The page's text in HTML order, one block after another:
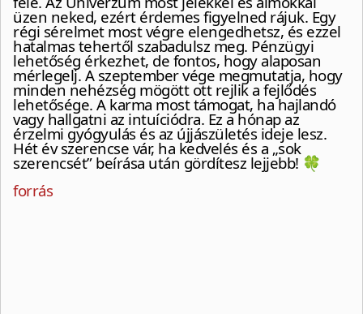
üzen neked, ezért érdemes figyelned rájuk. Egy
régi sérelmet most végre elengedhetsz, és ezzel
hatalmas tehertől szabadulsz meg. Pénzügyi
lehetőség érkezhet, de fontos, hogy alaposan
mérlegelj. A szeptember vége megmutatja, hogy
minden nehézség mögött ott rejlik a fejlődés
lehetősége. A karma most támogat, ha hajlandó
vagy hallgatni az intuíciódra. Ez a hónap az
érzelmi gyógyulás és az újjászületés ideje lesz.
Hét év szerencse vár, ha kedvelés és a „sok
szerencsét” beírása után gördítesz lejjebb! 🍀
forrás